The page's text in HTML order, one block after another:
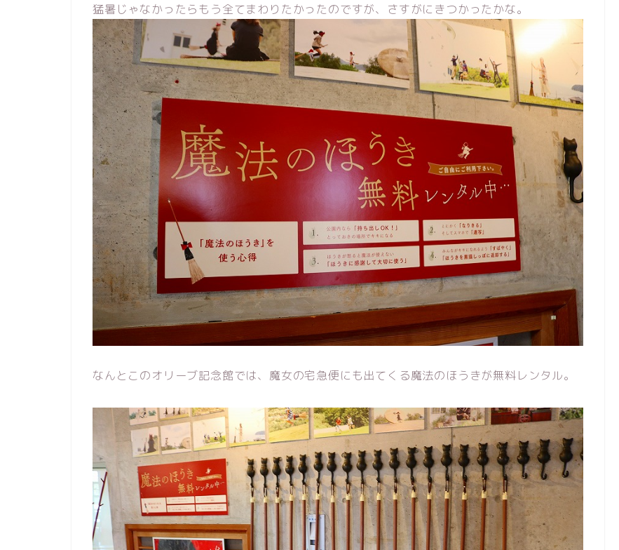
猛暑じゃなかったらもう全てまわりたかったのですが、さすがにきつかったかな。
なんとこのオリーブ記念館では、魔女の宅急便にも出てくる魔法のほうきが無料レンタル。